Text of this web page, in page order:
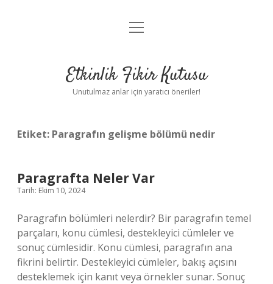
Anasayfa
Yasal Uyarı
menüyü
Etkinlik Fikir Kutusu
Unutulmaz anlar için yaratıcı öneriler!
Etiket: Paragrafın gelişme bölümü nedir
Paragrafta Neler Var
Tarih: Ekim 10, 2024
Paragrafın bölümleri nelerdir? Bir paragrafın temel
parçaları, konu cümlesi, destekleyici cümleler ve
sonuç cümlesidir. Konu cümlesi, paragrafın ana
fikrini belirtir. Destekleyici cümleler, bakış açısını
desteklemek için kanıt veya örnekler sunar. Sonuç